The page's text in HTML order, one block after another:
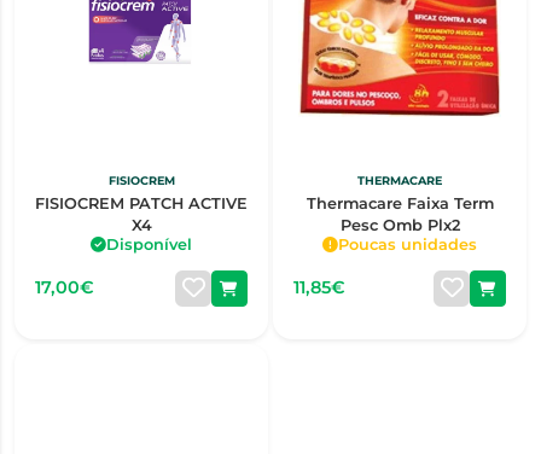
FISIOCREM
FISIOCREM PATCH ACTIVE
X4
Disponível
17,00€
THERMACARE
Thermacare Faixa Term
Pesc Omb Plx2
Poucas unidades
11,85€